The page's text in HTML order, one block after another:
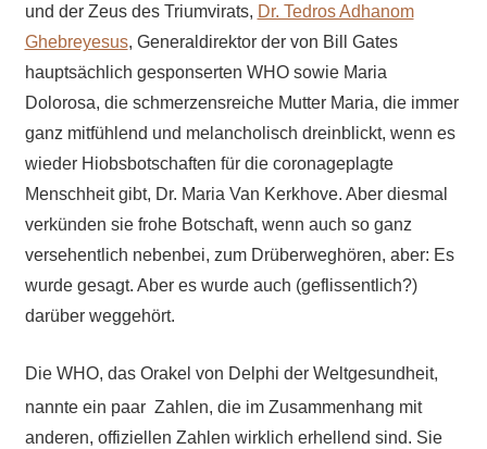
und der Zeus des Triumvirats, Dr. Tedros Adhanom
Ghebreyesus, Generaldirektor der von Bill Gates
hauptsächlich gesponserten WHO sowie Maria
Dolorosa, die schmerzensreiche Mutter Maria, die immer
ganz mitfühlend und melancholisch dreinblickt, wenn es
wieder Hiobsbotschaften für die coronageplagte
Menschheit gibt, Dr. Maria Van Kerkhove. Aber diesmal
verkünden sie frohe Botschaft, wenn auch so ganz
versehentlich nebenbei, zum Drüberweghören, aber: Es
wurde gesagt. Aber es wurde auch (geflissentlich?)
darüber weggehört.
Die WHO, das Orakel von Delphi der Weltgesundheit,
nannte ein paar Zahlen, die im Zusammenhang mit
anderen, offiziellen Zahlen wirklich erhellend sind. Sie